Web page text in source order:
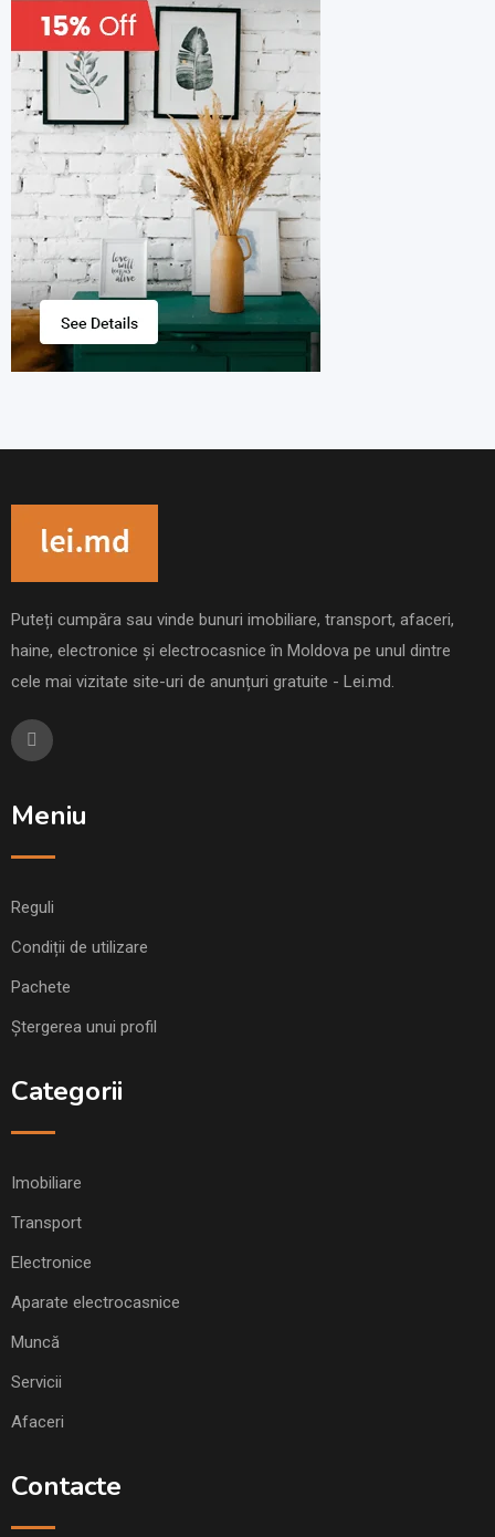
Puteți cumpăra sau vinde bunuri imobiliare, transport, afaceri,
haine, electronice și electrocasnice în Moldova pe unul dintre
cele mai vizitate site-uri de anunțuri gratuite - Lei.md.
Meniu
Reguli
Condiții de utilizare
Pachete
Ștergerea unui profil
Categorii
Imobiliare
Transport
Electronice
Aparate electrocasnice
Muncă
Servicii
Afaceri
Contacte